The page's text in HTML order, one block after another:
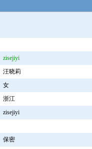
zisejiyi
汪晓莉
女
浙江
zisejiyi
保密